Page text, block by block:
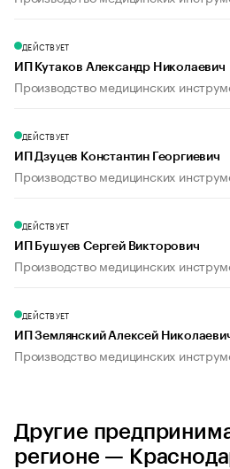
ДЕЙСТВУЕТ
ИП Кутаков Александр Николаевич
Производство медицинских
ДЕЙСТВУЕТ
ИП Дзуцев Константин Георгиевич
Производство медицинских
ДЕЙСТВУЕТ
ИП Бушуев Сергей Викторович
Производство медицинских
ДЕЙСТВУЕТ
ИП Землянский Алексей
Производство медицинских
Другие
регионе —